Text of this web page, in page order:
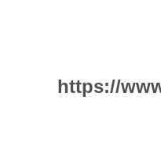
https://